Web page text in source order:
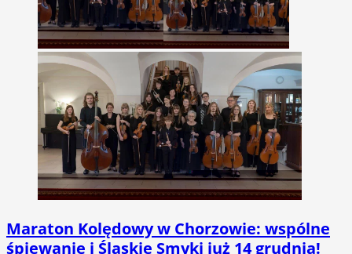
Maraton Kolędowy w Chorzowie: wspólne
śpiewanie i Śląskie Smyki już 14 grudnia!